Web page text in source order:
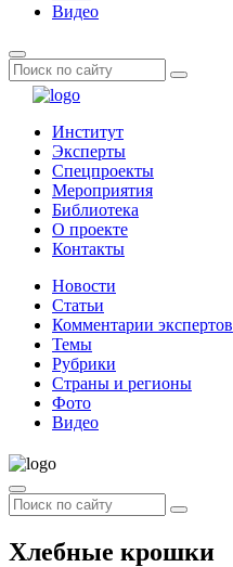
Видео
Институт
Эксперты
Спецпроекты
Мероприятия
Библиотека
О проекте
Контакты
Новости
Статьи
Комментарии экспертов
Темы
Рубрики
Страны и регионы
Фото
Видео
Хлебные крошки